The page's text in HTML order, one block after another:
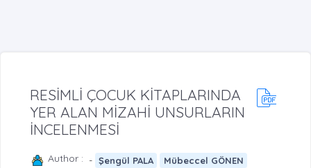
RESİMLİ ÇOCUK KİTAPLARINDA
YER ALAN MİZAHİ UNSURLARIN
İNCELENMESİ
Author : - Şengül PALA Mübeccel GÖNEN